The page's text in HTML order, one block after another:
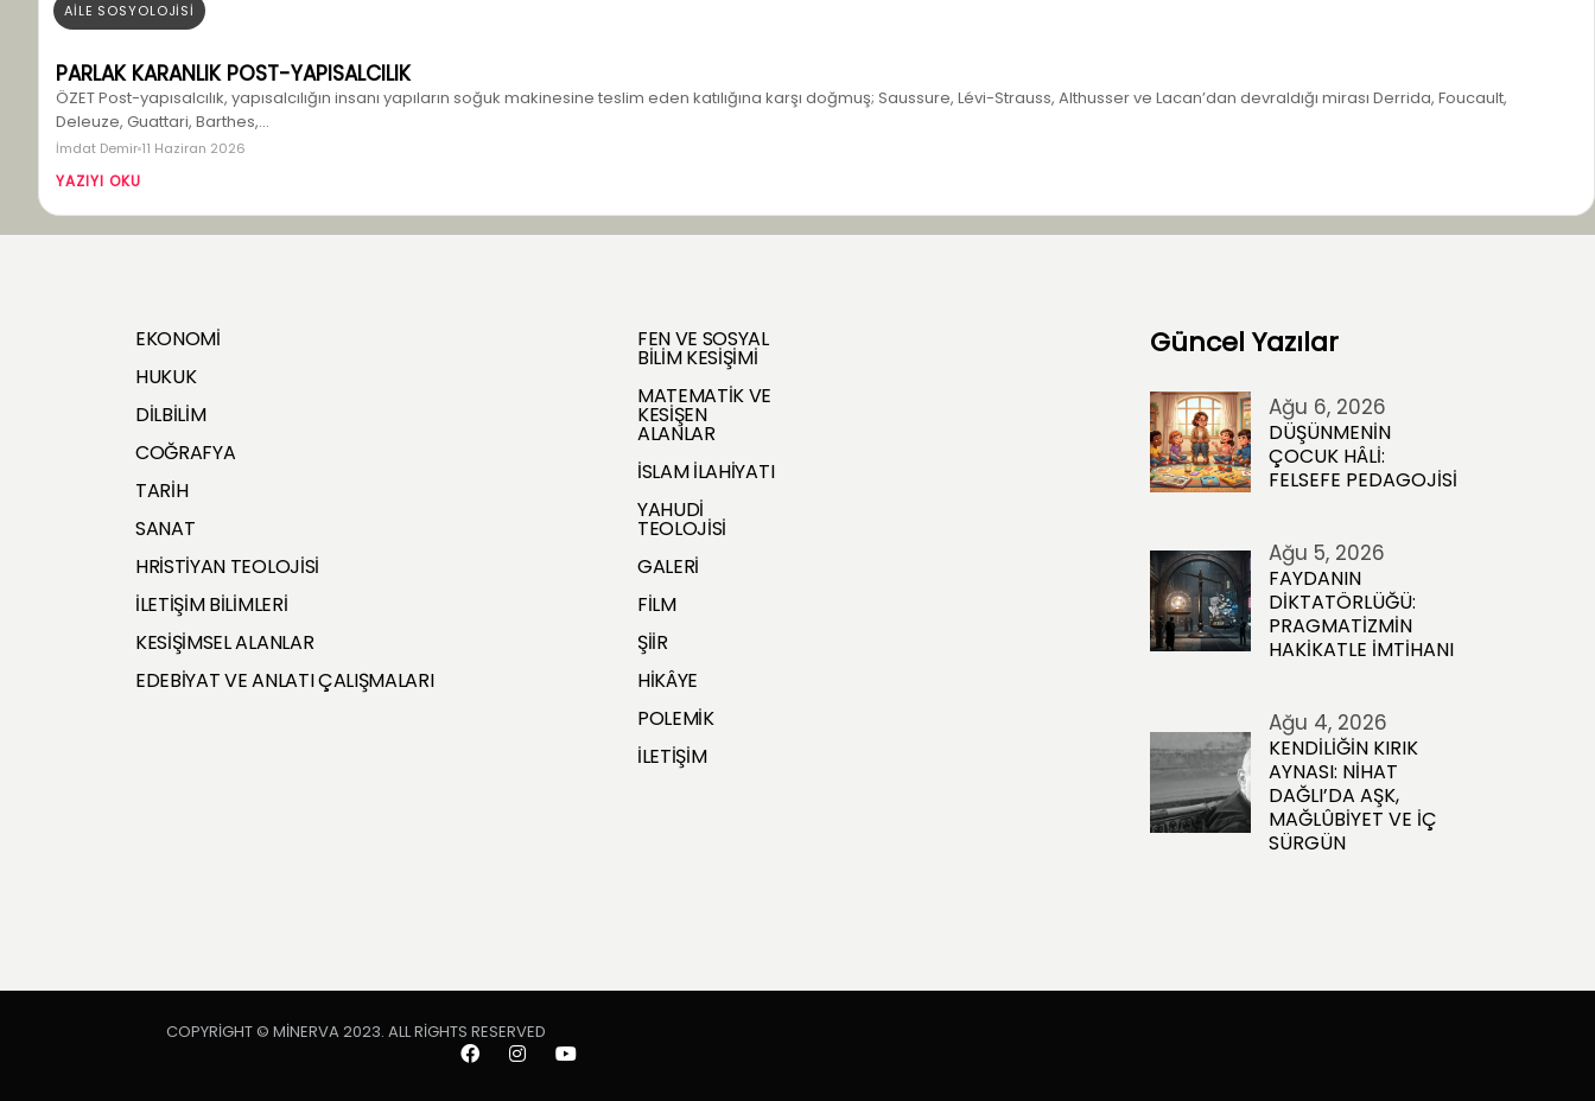
AİLE SOSYOLOJİSİ
PARLAK KARANLIK POST-YAPISALCILIK
ÖZET Post-yapısalcılık, yapısalcılığın insanı yapıların soğuk makinesine teslim eden katılığına karşı doğmuş; Saussure, Lévi-Strauss, Althusser ve Lacan’dan devraldığı mirası Derrida, Foucault,
Deleuze, Guattari, Barthes,…
İmdat Demir 11 Haziran 2026
YAZIYI OKU
EKONOMİ
HUKUK
DİLBİLİM
COĞRAFYA
TARİH
SANAT
HRİSTİYAN TEOLOJİSİ
İLETİŞİM BİLİMLERİ
KESİŞİMSEL ALANLAR
EDEBİYAT VE ANLATI ÇALIŞMALARI
FEN VE SOSYAL
BİLİM KESİŞİMİ
MATEMATİK VE
KESİŞEN
ALANLAR
İSLAM İLAHİYATI
YAHUDİ
TEOLOJİSİ
GALERİ
FİLM
ŞİİR
HİKÂYE
POLEMİK
İLETİŞİM
Güncel Yazılar
Ağu 6, 2026
DÜŞÜNMENİN
ÇOCUK HÂLİ:
FELSEFE PEDAGOJİSİ
Ağu 5, 2026
FAYDANIN
DİKTATÖRLÜĞÜ:
PRAGMATİZMİN
HAKİKATLE İMTİHANI
Ağu 4, 2026
KENDİLİĞİN KIRIK
AYNASI: NİHAT
DAĞLI’DA AŞK,
MAĞLÛBİYET VE İÇ
SÜRGÜN
COPYRIGHT © MINERVA 2023. ALL RIGHTS RESERVED